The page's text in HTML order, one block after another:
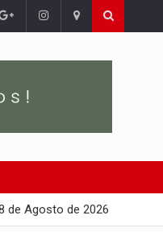
de Agosto de 2026